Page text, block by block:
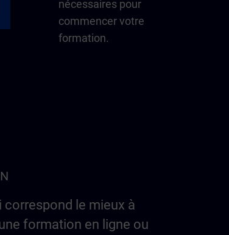
nécessaires pour
commencer votre
formation.
correspond le mieux à
formation en ligne ou